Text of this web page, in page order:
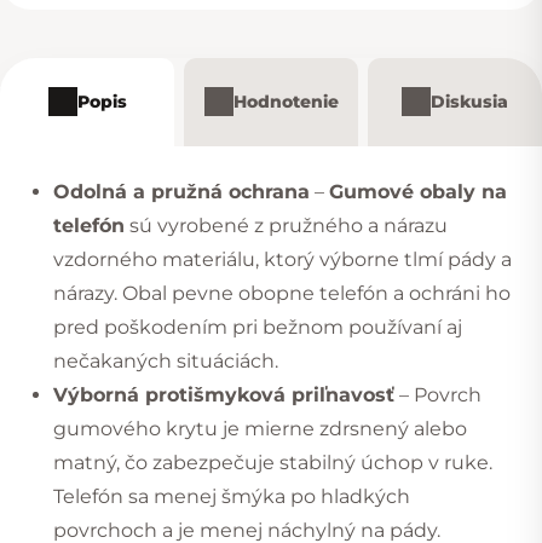
Popis Hodnotenie Diskusia
Odolná a pružná ochrana – Gumové obaly na
telefón sú vyrobené z pružného a nárazu
vzdorného materiálu, ktorý výborne tlmí pády a
nárazy. Obal pevne obopne telefón a ochráni ho
pred poškodením pri bežnom používaní aj
nečakaných situáciách.
Výborná protišmyková priľnavosť – Povrch
gumového krytu je mierne zdrsnený alebo
matný, čo zabezpečuje stabilný úchop v ruke.
Telefón sa menej šmýka po hladkých
povrchoch a je menej náchylný na pády.